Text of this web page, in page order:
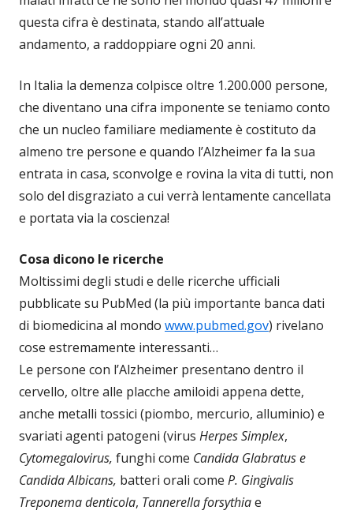
questa cifra è destinata, stando all’attuale
andamento, a raddoppiare ogni 20 anni.
In Italia la demenza colpisce oltre 1.200.000 persone,
che diventano una cifra imponente se teniamo conto
che un nucleo familiare mediamente è costituto da
almeno tre persone e quando l’Alzheimer fa la sua
entrata in casa, sconvolge e rovina la vita di tutti, non
solo del disgraziato a cui verrà lentamente cancellata
e portata via la coscienza!
Cosa dicono le ricerche
Moltissimi degli studi e delle ricerche ufficiali
pubblicate su PubMed (la più importante banca dati
di biomedicina al mondo www.pubmed.gov) rivelano
cose estremamente interessanti…
Le persone con l’Alzheimer presentano dentro il
cervello, oltre alle placche amiloidi appena dette,
anche metalli tossici (piombo, mercurio, alluminio) e
svariati agenti patogeni (virus Herpes Simplex,
Cytomegalovirus, funghi come Candida Glabratus e
Candida Albicans, batteri orali come P. Gingivalis
Treponema denticola, Tannerella forsythiae